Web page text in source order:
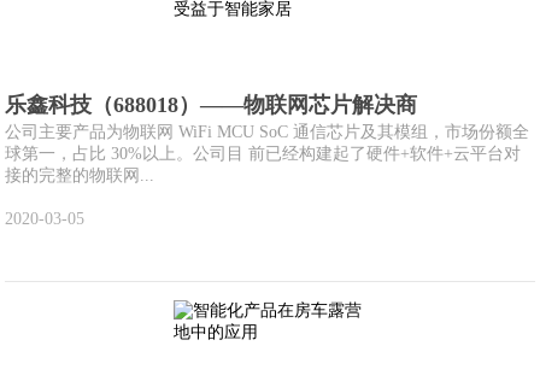
乐鑫科技（688018）——物联网芯片解决商
公司主要产品为物联网 WiFi MCU SoC 通信芯片及其模组，市场份额全
球第一，占比 30%以上。公司目 前已经构建起了硬件+软件+云平台对
接的完整的物联网...
2020-03-05